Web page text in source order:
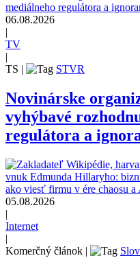
06.08.2026
TV
TS
STVR
Novinárske
vyhýbavé
regulátora a
05.08.2026
|
Internet
|
Komerčný článok |